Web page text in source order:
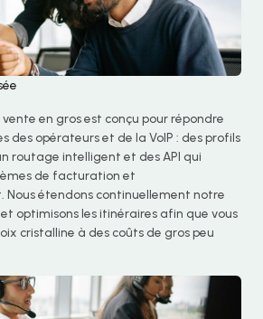
en gros est conçu pour répondre
des opérateurs et de la VoIP : des profils
routage intelligent et des API qui
de facturation et
Nous étendons continuellement notre
optimisons les itinéraires afin que vous
cristalline à des coûts de gros peu